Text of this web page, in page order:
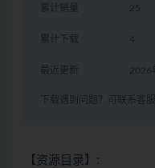
累计销量 25
累计下载
最近更新 2026
下载遇到问题？可联系客
【资源目录】: